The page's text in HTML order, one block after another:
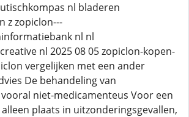
nl bladeren
z zopiclon---
nl nl
nl 2025 08 05 zopiclon-kopen-
vergelijken met een ander
De behandeling van
niet-medicamenteus Voor een
plaats in uitzonderingsgevallen,